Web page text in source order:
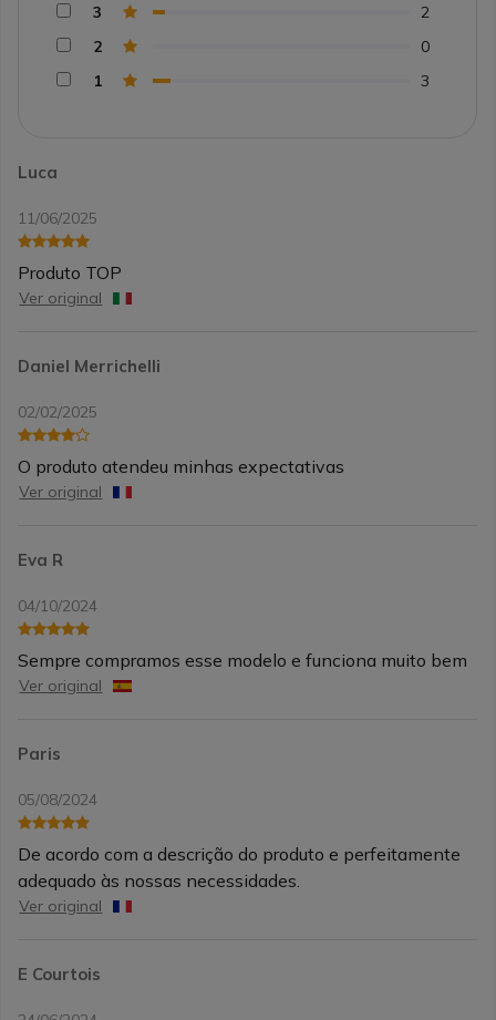
Luca
11/06/2025
Produto TOP
Ver original
Daniel Merrichelli
02/02/2025
O produto atendeu minhas expectativas
Ver original
Eva R
04/10/2024
Sempre compramos esse modelo e funciona muito bem
Ver original
Paris
05/08/2024
De acordo com a descrição do produto e perfeitamente
adequado às nossas necessidades.
Ver original
E Courtois
3
2
2
0
1
3